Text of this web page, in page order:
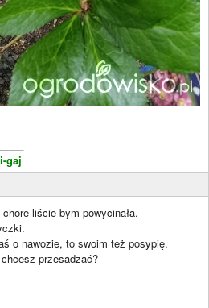
gaj
liście bym powycinała.
o nawozie, to swoim też posypię.
przesadzać?